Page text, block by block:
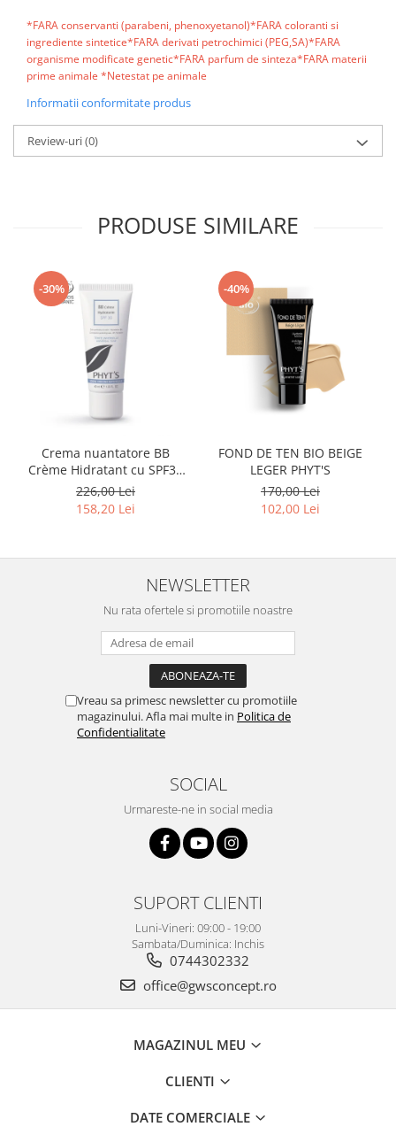
*FARA conservanti (parabeni, phenoxyetanol)*FARA coloranti si
ingrediente sintetice*FARA derivati petrochimici (PEG,SA)*FARA
organisme modificate genetic*FARA parfum de sinteza*FARA materii
prime animale *Netestat pe animale
Informatii conformitate produs
Review-uri(0)
PRODUSE SIMILARE
-30%
Crema nuantatore BB
Crème Hidratant cu SPF30
BIO 40ml
226,00 Lei
158,20 Lei
-40%
FOND DE TEN BIO BEIGE
LEGER PHYT'S
170,00 Lei
102,00 Lei
NEWSLETTER
Nu rata ofertele si promotiile noastre
Vreau sa primesc newsletter cu promotiile
magazinului. Afla mai multe in Politica de
Confidentialitate
SOCIAL
Urmareste-ne in social media
SUPORT CLIENTI
Luni-Vineri: 09:00 - 19:00
Sambata/Duminica: Inchis
0744302332
office@gwsconcept.ro
MAGAZINUL MEU
CLIENTI
DATE COMERCIALE